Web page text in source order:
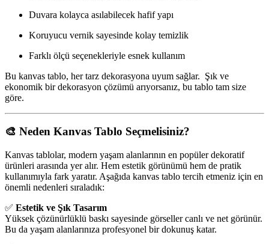
Duvara kolayca asılabilecek hafif yapı
Koruyucu vernik sayesinde kolay temizlik
Farklı ölçü seçenekleriyle esnek kullanım
Bu kanvas tablo, her tarz dekorasyona uyum sağlar. Şık ve
ekonomik bir dekorasyon çözümü arıyorsanız, bu tablo tam size
göre.
🎨 Neden Kanvas Tablo Seçmelisiniz?
Kanvas tablolar, modern yaşam alanlarının en popüler dekoratif
ürünleri arasında yer alır. Hem estetik görünümü hem de pratik
kullanımıyla fark yaratır. Aşağıda kanvas tablo tercih etmeniz için en
önemli nedenleri sıraladık:
✅ Estetik ve Şık Tasarım
Yüksek çözünürlüklü baskı sayesinde görseller canlı ve net görünür.
Bu da yaşam alanlarınıza profesyonel bir dokunuş katar.